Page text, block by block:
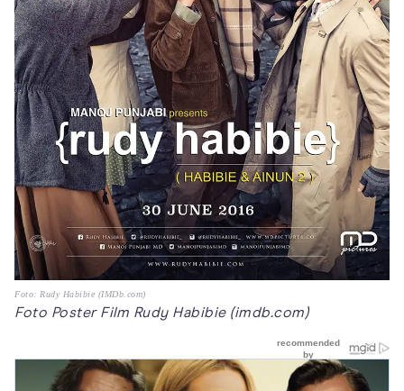
Foto: Rudy Habibie (IMDb.com)
Foto Poster Film Rudy Habibie (imdb.com)